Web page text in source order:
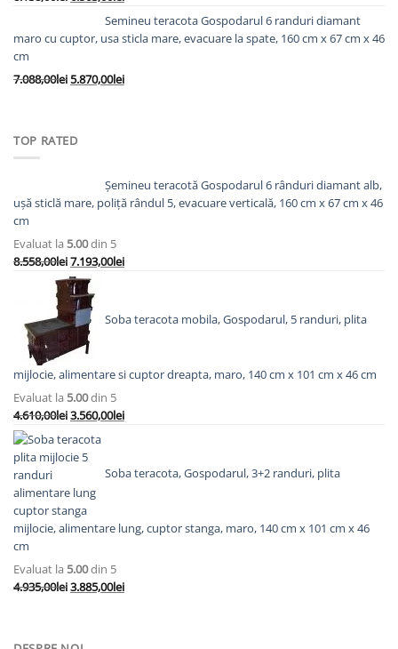
fost:
curent
este:
6.563,00lei.
Semineu teracota Gospodarul 6 randuri diamant
maro cu cuptor, usa sticla mare, evacuare la spate, 160 cm x 67 cm x 46
cm
7.088,00lei Prețul
7.088,00lei.
5.870,00leiPrețul
TOP RATED
Șemineu teracotă Gospodarul 6 rânduri diamant alb,
ușă sticlă mare, poliță rândul 5, evacuare verticală, 160 cm x 67 cm x 46
cm
Evaluat la 5.00din 5
8.558,00leiPrețul
inițial
a
fost:
8.558,00lei.
7.193,00leiPrețul
7.193,00lei.
Soba teracota mobila, Gospodarul, 5 randuri, plita
mijlocie, alimentare si cuptor dreapta, maro, 140 cm x 101 cm x 46 cm
Evaluat la 5.00din 5
4.610,00leiPrețul
inițial
a
4.610,00lei.
3.560,00leiPrețul
3.560,00lei.
Soba teracota, Gospodarul, 3+2 randuri, plita
mijlocie, alimentare lung, cuptor stanga, maro, 140 cm x 101 cm x 46
cm
Evaluat la 5.00din 5
4.935,00leiPrețul
3.885,00leiPrețul